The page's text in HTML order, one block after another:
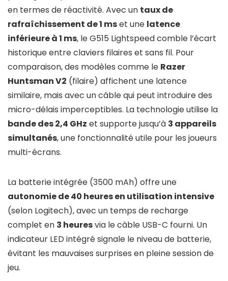
en termes de réactivité. Avec un taux de
rafraîchissement de 1 mset une latence
inférieure à 1 ms, le G515 Lightspeed comble l’écart
historique entre claviers filaires et sans fil. Pour
comparaison, des modèles comme le Razer
Huntsman V2 (filaire) affichent une latence
similaire, mais avec un câble qui peut introduire des
micro-délais imperceptibles. La technologie utilise la
bande des 2,4 GHz et supporte jusqu’à 3 appareils
simultanés, une fonctionnalité utile pour les joueurs
multi-écrans.
La batterie intégrée (3500 mAh) offre une
autonomie de 40 heures en utilisation intensive
(selon Logitech), avec un temps de recharge
complet en 3 heuresvia le câble USB-C fourni. Un
indicateur LED intégré signale le niveau de batterie,
évitant les mauvaises surprises en pleine session de
jeu.